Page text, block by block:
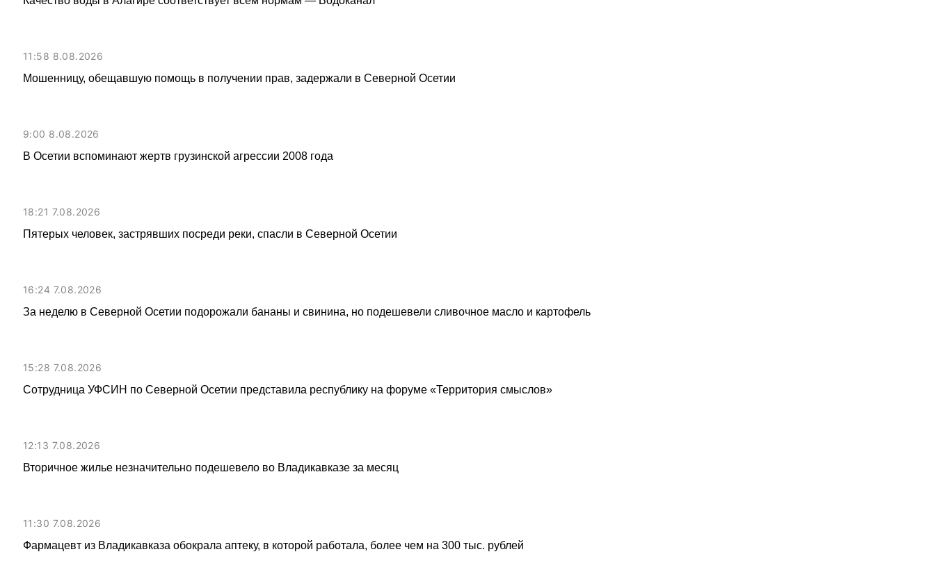
11:58 8.08.2026
Мошенницу, обещавшую помощь в получении прав, задержали в Северной Осетии
9:00 8.08.2026
В Осетии вспоминают жертв грузинской агрессии 2008 года
18:21 7.08.2026
Пятерых человек, застрявших посреди реки, спасли в Северной Осетии
16:24 7.08.2026
За неделю в Северной Осетии подорожали бананы и свинина, но подешевели сливочное масло и картофель
15:28 7.08.2026
Сотрудница УФСИН по Северной Осетии представила республику на форуме «Территория смыслов»
12:13 7.08.2026
Вторичное жилье незначительно подешевело во Владикавказе за месяц
11:30 7.08.2026
Фармацевт из Владикавказа обокрала аптеку, в которой работала, более чем на 300 тыс. рублей